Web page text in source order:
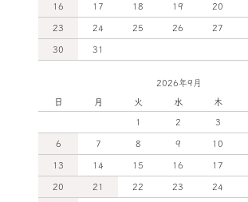
16 17 18 19 20
23 24 25 26 27
30 31
2026年9月
日 月 火 水 木
1 2 3
6 7 8 9 10
13 14 15 16 17
20 21 22 23 24